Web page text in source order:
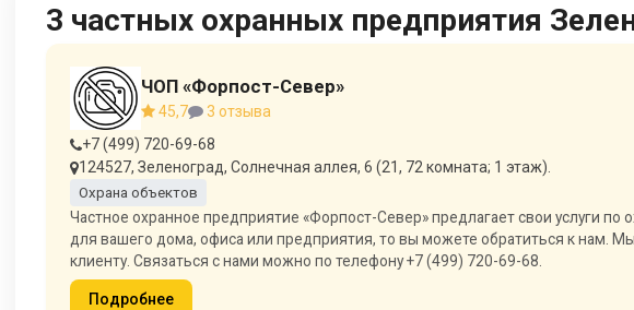
3 частных охранных предприятия
ЧОП «Форпост-Север»
45,7
3 отзыва
+7 (499) 720-69-68
124527, Зеленоград, Солнечная аллея, 6 (21, 72 комната; 1 этаж).
Охрана объектов
Частное охранное предприятие «Форпост-Север» предлагает свои услуги
для вашего дома, офиса или предприятия, то вы можете обратиться к нам.
клиенту. Связаться с нами можно по телефону +7 (499) 720-69-68.
Подробнее